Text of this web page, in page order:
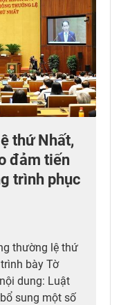
thứ Nhất,
đảm tiến
trình phục
thường lệ thứ
bày Tờ
dung: Luật
sung một số